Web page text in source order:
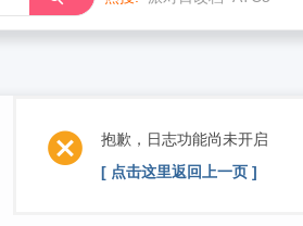
抱歉，日志功能尚未开启
[ 点击这里返回上一页 ]